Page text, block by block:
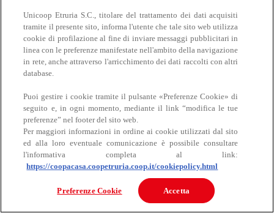
Carne
Carne
Bovino
Unicoop Etruria S.C., titolare del trattamento dei dati acquisiti
tramite il presente sito, informa l'utente che tale sito web utilizza
cookie di profilazione al fine di inviare messaggi pubblicitari in
linea con le preferenze manifestate nell'ambito della navigazione
in rete, anche attraverso l'arricchimento dei dati raccolti con altri
database.
Puoi gestire i cookie tramite il pulsante «Preferenze Cookie» di
seguito e, in ogni momento, mediante il link “modifica le tue
preferenze” nel footer del sito web.
Per maggiori informazioni in ordine ai cookie utilizzati dal sito
ed alla loro eventuale comunicazione è possibile consultare
l'informativa completa al link:
https://coopacasa.coopetruria.coop.it/cookiepolicy.html
Preferenze Cookie Accetta